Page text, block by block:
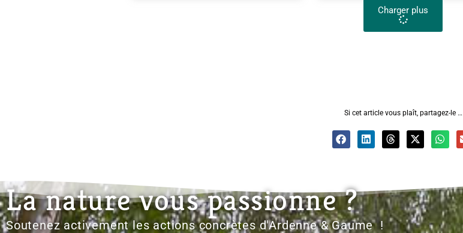
Charger plus
Si cet article vous plaît, partagez-le …
La nature vous passionne ?
Soutenez activement les actions concrètes d'Ardenne & Gaume !